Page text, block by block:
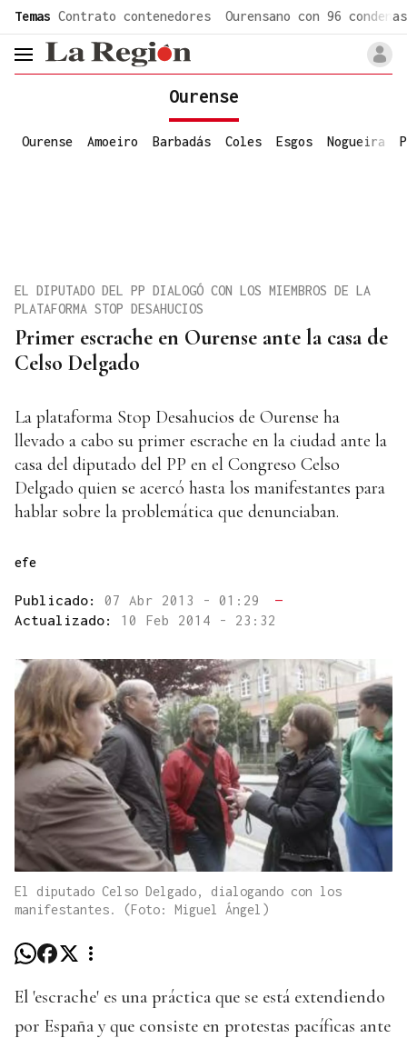
Temas Contrato contenedores Ourensano con 96 condenas
header.menu.open
Ourense
Ourense Amoeiro Barbadás Coles Esgos Nogueira
Primer escrache en Ourense ante la casa de
Celso Delgado
EL DIPUTADO DEL PP DIALOGÓ CON LOS MIEMBROS DE LA
PLATAFORMA STOP DESAHUCIOS
La plataforma Stop Desahucios de Ourense ha
llevado a cabo su primer escrache en la ciudad ante la
casa del diputado del PP en el Congreso Celso
Delgado quien se acercó hasta los manifestantes para
hablar sobre la problemática que denunciaban.
efe
Publicado: 07 Abr 2013 - 01:29
—
Actualizado: 10 Feb 2014 - 23:32
El diputado Celso Delgado, dialogando con los
manifestantes. (Foto: Miguel Ángel)
El 'escrache' es una práctica que se está extendiendo
por España y que consiste en protestas pacíficas ante